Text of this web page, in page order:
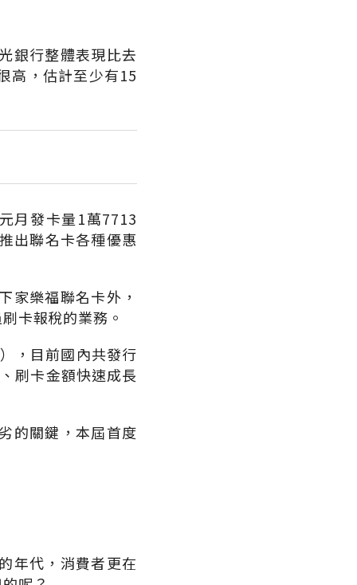
銀行整體表現比去
高，估計至少有15
月發卡量1萬7713
出聯名卡各種優惠
家樂福聯名卡外，
卡報稅的業務。
，目前國內共發行
刷卡金額快速成長
的關鍵，本屆首度
年代，消費者更在